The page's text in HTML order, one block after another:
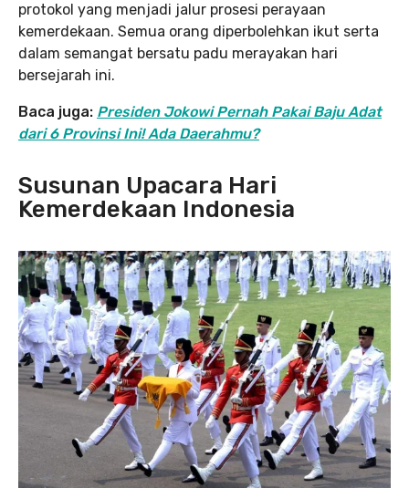
protokol yang menjadi jalur prosesi perayaan
kemerdekaan. Semua orang diperbolehkan ikut serta
dalam semangat bersatu padu merayakan hari
bersejarah ini.
Baca juga: Presiden Jokowi Pernah Pakai Baju Adat
dari 6 Provinsi Ini! Ada Daerahmu?
Susunan Upacara Hari
Kemerdekaan Indonesia